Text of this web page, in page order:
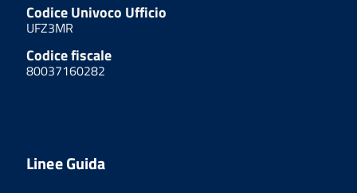
Codice Univoco Ufficio
UFZ3MR
Codice fiscale
80037160282
Linee Guida